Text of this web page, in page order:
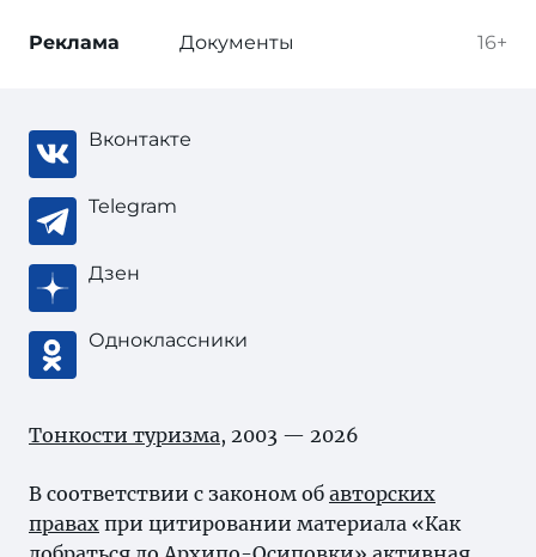
16+
Реклама Документы
Вконтакте
Telegram
Дзен
Одноклассники
Тонкости туризма, 2003 — 2026
В соответствии с законом об авторских
правах при цитировании материала «Как